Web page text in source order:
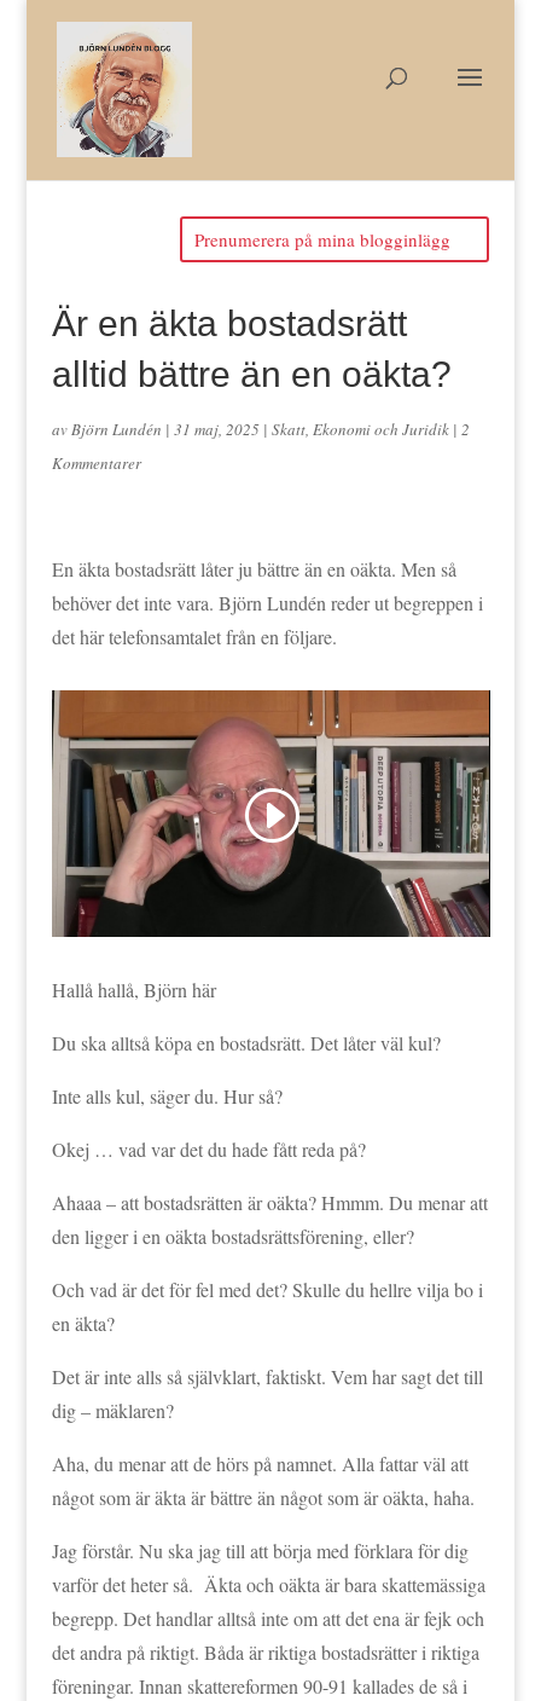
Prenumerera på mina blogginlägg
Är en äkta bostadsrätt
alltid bättre än en oäkta?
avBjörn Lundén | 31 maj, 2025| Skatt, Ekonomi och Juridik| 2
Kommentarer
En äkta bostadsrätt låter ju bättre än en oäkta. Men så
behöver det inte vara. Björn Lundén reder ut begreppen i
det här telefonsamtalet från en följare.
Hallå hallå, Björn här
Du ska alltså köpa en bostadsrätt. Det låter väl kul?
Inte alls kul, säger du. Hur så?
Okej … vad var det du hade fått reda på?
Ahaaa – att bostadsrätten är oäkta? Hmmm. Du menar att
den ligger i en oäkta bostadsrättsförening, eller?
Och vad är det för fel med det? Skulle du hellre vilja bo i
en äkta?
Det är inte alls så självklart, faktiskt. Vem har sagt det till
dig – mäklaren?
Aha, du menar att de hörs på namnet. Alla fattar väl att
något som är äkta är bättre än något som är oäkta, haha.
Jag förstår. Nu ska jag till att börja med förklara för dig
varför det heter så. Äkta och oäkta är bara skattemässiga
begrepp. Det handlar alltså inte om att det ena är fejk och
det andra på riktigt. Båda är riktiga bostadsrätter i riktiga
föreningar. Innan skattereformen 90-91 kallades de så i